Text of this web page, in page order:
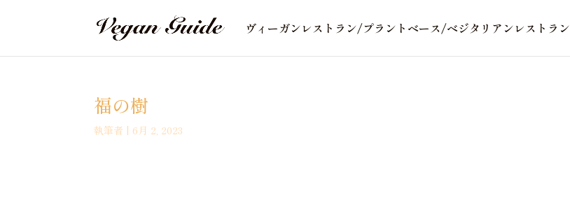
ヴィーガンレストラン/プラントベース/ベジタリアンレストラン
福の樹
執筆者 | 6月 2, 2023